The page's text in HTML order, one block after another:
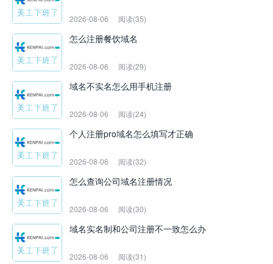
2026-08-06 阅读(35)
怎么注册餐饮域名
2026-08-06 阅读(29)
域名不实名怎么用手机注册
2026-08-06 阅读(24)
个人注册pro域名怎么填写才正确
2026-08-06 阅读(32)
怎么查询公司域名注册情况
2026-08-06 阅读(30)
域名实名制和公司注册不一致怎么办
2026-08-06 阅读(31)